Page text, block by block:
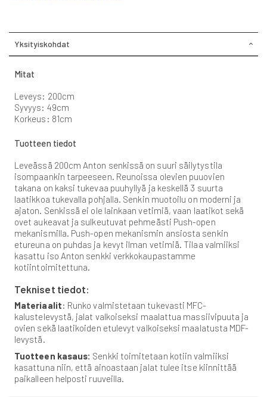
Yksityiskohdat
Mitat
Leveys: 200cm
Syvyys: 49cm
Korkeus: 81cm
Tuotteen tiedot
Leveässä 200cm Anton senkissä on suuri säilytystila
isompaankin tarpeeseen. Reunoissa olevien puuovien
takana on kaksi tukevaa puuhyllyä ja keskellä 3 suurta
laatikkoa tukevalla pohjalla. Senkin muotoilu on moderni ja
ajaton. Senkissä ei ole lainkaan vetimiä, vaan laatikot sekä
ovet aukeavat ja sulkeutuvat pehmeästi Push-open
mekanismilla. Push-open mekanismin ansiosta senkin
etureuna on puhdas ja kevyt ilman vetimiä. Tilaa valmiiksi
kasattu iso Anton senkki verkkokaupastamme
kotiintoimitettuna.
Tekniset tiedot:
Materiaalit: Runko valmistetaan tukevasti MFC-
kalustelevystä, jalat valkoiseksi maalattua massiivipuuta ja
ovien sekä laatikoiden etulevyt valkoiseksi maalatusta MDF-
levystä.
Tuotteen kasaus: Senkki toimitetaan kotiin valmiiksi
kasattuna niin, että ainoastaan jalat tulee itse kiinnittää
paikalleen helposti ruuveilla.